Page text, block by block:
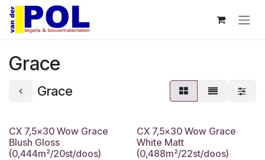
Overslaan naar inhoud
Grace
Grace
CX 7,5x30 Wow Grace
Blush Gloss
(0,444m²/20st/doos)
CX 7,5x30 Wow Grace
White Matt
(0,488m²/22st/doos)